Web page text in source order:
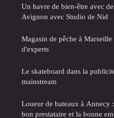
Un havre de bien-être avec
Avignon avec Studio de Nid
Magasin de pêche à
d'experts
Le skateboard dans la
mainstream
Loueur de bateaux à Annecy
bon prestataire et la bonne